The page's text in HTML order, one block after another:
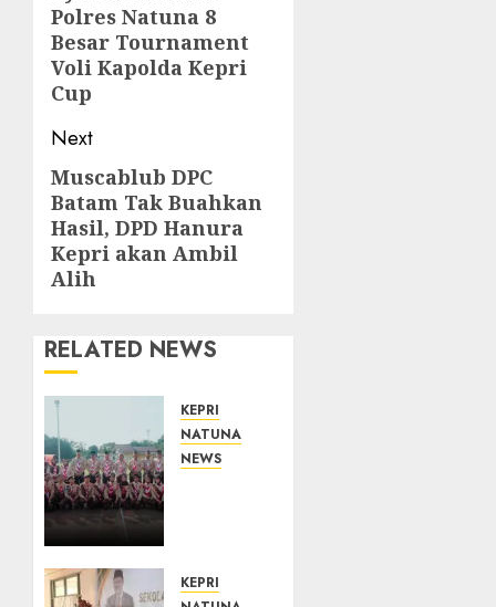
post:
Polres Natuna 8
Besar Tournament
Voli Kapolda Kepri
Cup
Next
Next
post:
Muscablub DPC
Batam Tak Buahkan
Hasil, DPD Hanura
Kepri akan Ambil
Alih
RELATED NEWS
KEPRI
NATUNA
NEWS
Natuna
KEPRI